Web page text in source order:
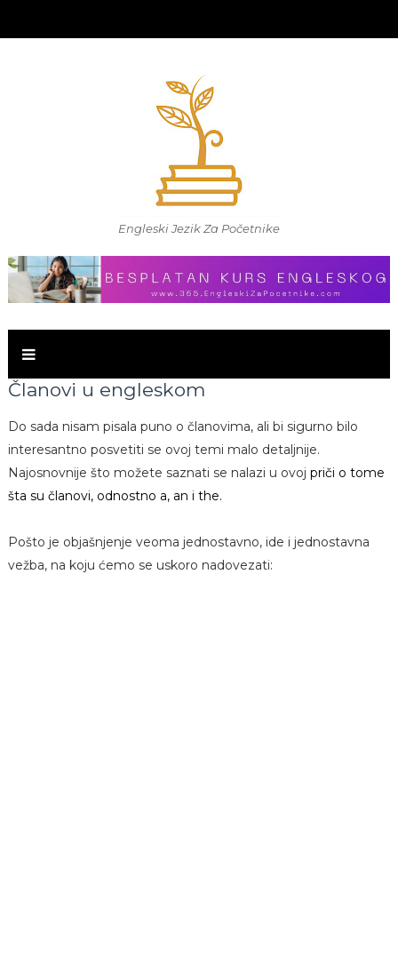
Engleski Jezik Za Početnike
Članovi u engleskom
Do sada nisam pisala puno o članovima, ali bi sigurno bilo
interesantno posvetiti se ovoj temi malo detaljnije.
Najosnovnije što možete saznati se nalazi u ovoj priči o tome
šta su članovi, odnostno a, an i the.
Pošto je objašnjenje veoma jednostavno, ide i jednostavna
vežba, na koju ćemo se uskoro nadovezati: